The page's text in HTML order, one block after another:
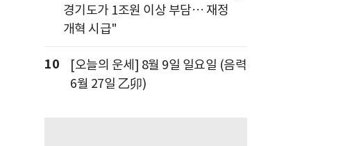
경기도가 1조원 이상 부담… 재정
개혁 시급"
10
[오늘의 운세] 8월 9일 일요일 (음력
6월 27일 乙卯)